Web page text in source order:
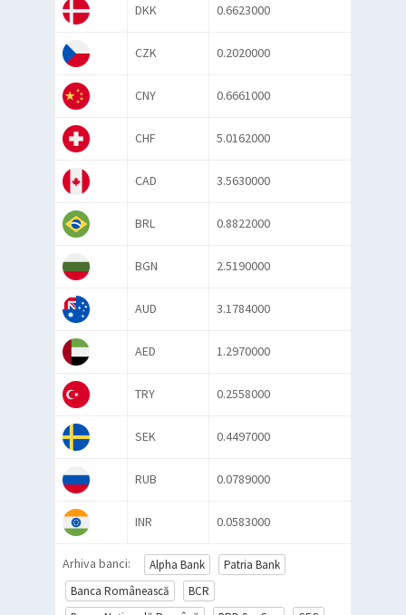
DKK 0.6623000
CZK 0.2020000
CNY 0.6661000
CHF 5.0162000
CAD 3.5630000
BRL 0.8822000
BGN 2.5190000
AUD 3.1784000
AED 1.2970000
TRY 0.2558000
SEK 0.4497000
RUB 0.0789000
INR 0.0583000
Arhiva banci: Alpha Bank
Patria Bank
Banca Românească
BCR